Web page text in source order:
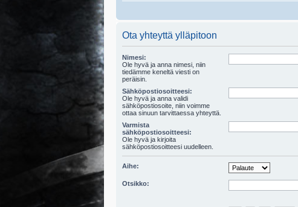
Ota yhteyttä ylläpitoon
Nimesi:
Ole hyvä ja anna nimesi, niin
tiedämme keneltä viesti on
peräisin.
Sähköpostiosoitteesi:
Ole hyvä ja anna validi
sähköpostiosoite, niin voimme
ottaa sinuun tarvittaessa yhteyttä.
Varmista
sähköpostiosoitteesi:
Ole hyvä ja kirjoita
sähköpostiosoitteesi uudelleen.
Aihe:
Otsikko: